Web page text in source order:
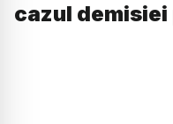
cazul